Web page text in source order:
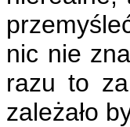
nic nie
razu to
zależało